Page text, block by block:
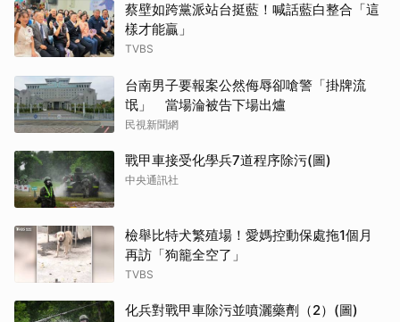
蔡壁如跨黨派站台挺藍！喊話藍白整合「這
樣才能贏」
TVBS
台南男子要報案公然侮辱卻嗆警「掛牌流
氓」 當場淪被告下場出爐
民視新聞網
戰甲車接受化學兵7道程序除污(圖)
中央通訊社
檢舉比特犬繁殖場！愛媽控動保處拖1個月
再訪「狗籠全空了」
TVBS
化兵對戰甲車除污並噴灑藥劑（2）(圖)